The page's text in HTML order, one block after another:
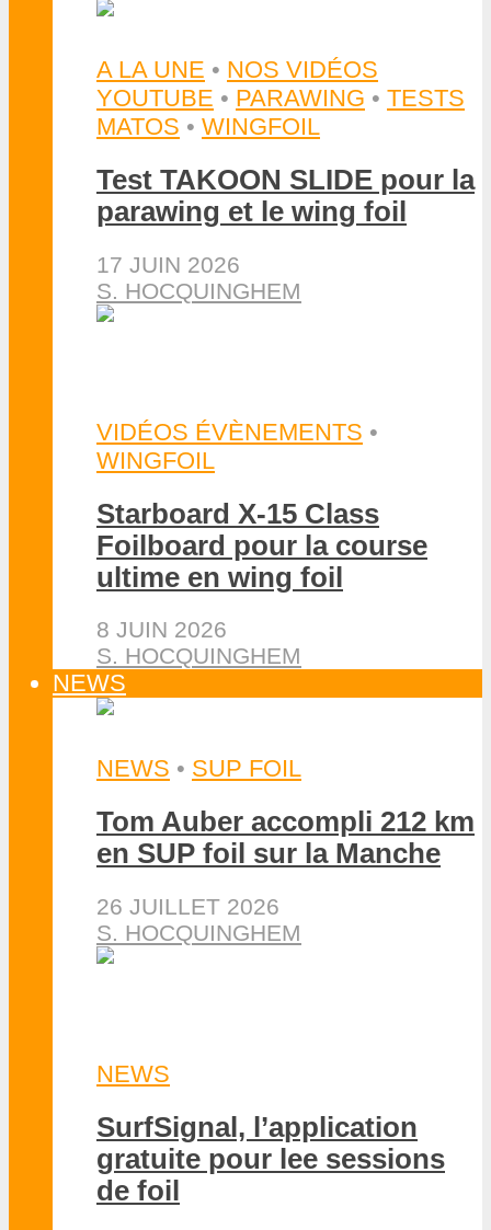
A LA UNE • NOS VIDÉOS
YOUTUBE • PARAWING • TESTS
MATOS • WINGFOIL
Test TAKOON SLIDE pour la
parawing et le wing foil
17 JUIN 2026
S. HOCQUINGHEM
VIDÉOS ÉVÈNEMENTS •
WINGFOIL
Starboard X-15 Class
Foilboard pour la course
ultime en wing foil
8 JUIN 2026
S. HOCQUINGHEM
NEWS
NEWS • SUP FOIL
Tom Auber accompli 212 km
en SUP foil sur la Manche
26 JUILLET 2026
S. HOCQUINGHEM
NEWS
SurfSignal, l’application
gratuite pour lee sessions
de foil